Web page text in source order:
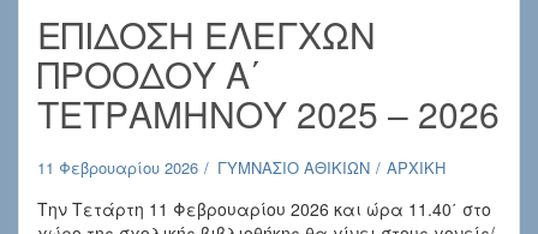
ΕΠΙΔΟΣΗ ΕΛΕΓΧΩΝ
ΠΡΟΟΔΟΥ Α΄
ΤΕΤΡΑΜΗΝΟΥ 2025 – 2026
11 Φεβρουαρίου 2026 ΓΥΜΝΑΣΙΟ ΑΘΙΚΙΩΝ ΑΡΧΙΚΗ
Την Τετάρτη 11 Φεβρουαρίου 2026 και ώρα 11.40΄ στο